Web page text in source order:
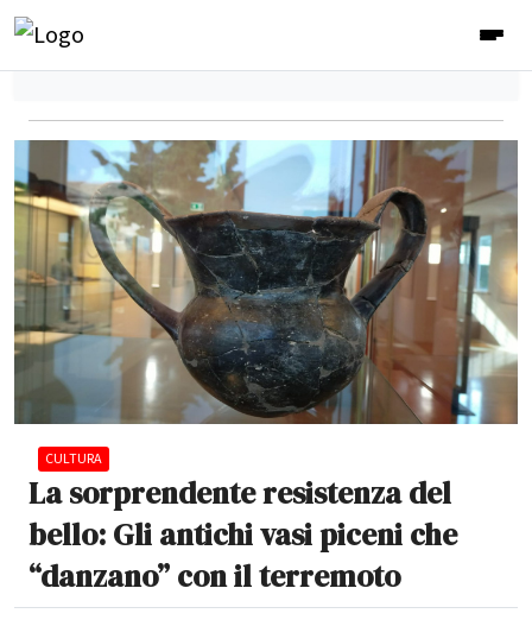
CULTURA
La sorprendente resistenza del
bello: Gli antichi vasi piceni che
“danzano” con il terremoto